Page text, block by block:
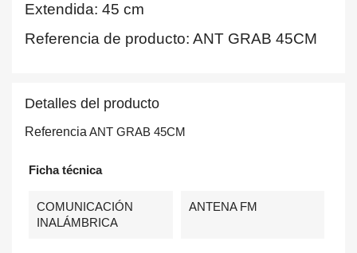
Extendida: 45 cm
Referencia de producto: ANT GRAB 45CM
Detalles del producto
Referencia ANT GRAB 45CM
Ficha técnica
COMUNICACIÓN
INALÁMBRICA
ANTENA FM